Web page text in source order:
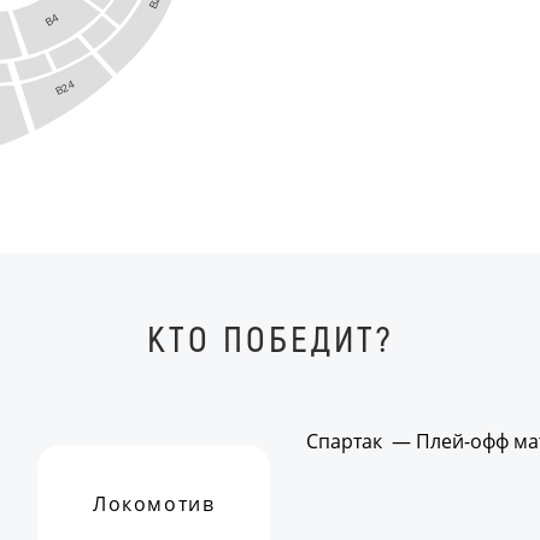
B24
B4
КТО ПОБЕДИТ?
Локомотив
Спартак — Плей-офф